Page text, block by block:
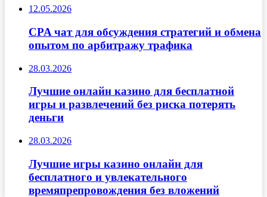
12.05.2026
CPA чат для обсуждения стратегий и обмена
опытом по арбитражу трафика
28.03.2026
Лучшие онлайн казино для бесплатной
игры и развлечений без риска потерять
деньги
28.03.2026
Лучшие игры казино онлайн для
бесплатного и увлекательного
времяпрепровождения без вложений